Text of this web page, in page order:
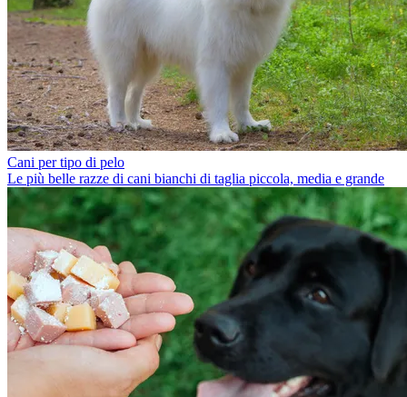
Cani per tipo di pelo
Le più belle razze di cani bianchi di taglia piccola, media e grande